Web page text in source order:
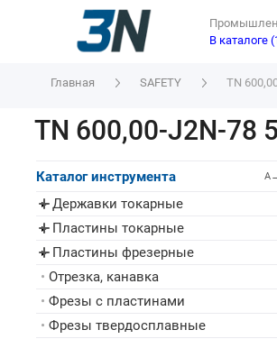
В каталоге
Главная SAFETY TN
TN 600,00-J2N-78
Каталог инструмента
▸ Державки токарные
▸ Пластины токарные
▸ Пластины фрезерные
• Отрезка, канавка
• Фрезы с пластинами
• Фрезы твердосплавные